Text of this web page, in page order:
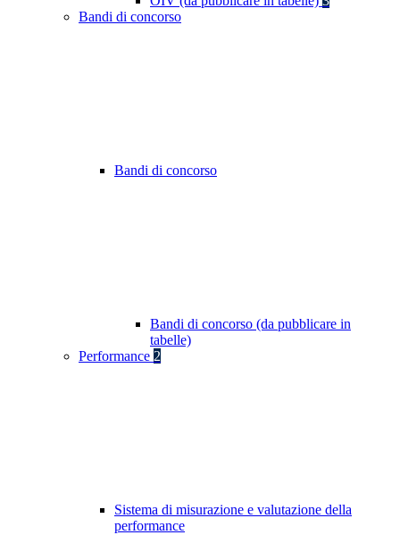
Bandi di concorso
Bandi di concorso
Bandi di concorso (da pubblicare in
tabelle)
Performance 2
Sistema di misurazione e valutazione della
performance